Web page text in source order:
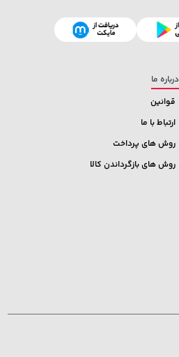
درباره ما
قوانین
ارتباط با ما
روش های پرداخت
روش های بازگرداندن کالا